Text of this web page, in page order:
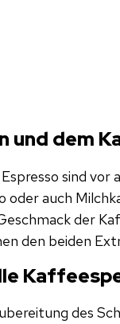
und dem
sind
oder auch
der
den beiden
des